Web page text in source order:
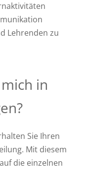
Lehrenden zu
in
Sie Ihren
Mit diesem
die einzelnen